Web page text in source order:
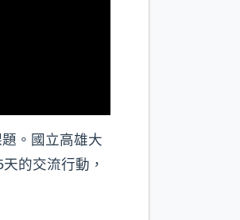
。國立高雄大
的交流行動，